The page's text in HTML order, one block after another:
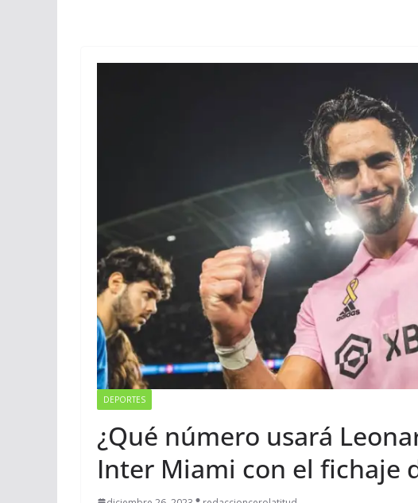
DEPORTES
¿Qué número usará
Inter Miami con el fichaje